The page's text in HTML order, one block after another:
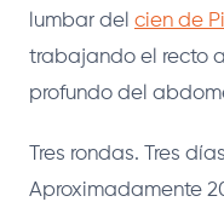
lumbar del cien de
trabajando el recto
profundo del
Tres rondas. Tres
Aproximadamente